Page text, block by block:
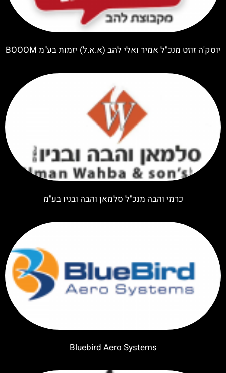
יוסק'ה זוזט מנכ"ל אמיר ואלי להב (א.א.ל) יזמות בע"מ BOOOM
כרמי והבה מנכ"ל סלמאן והבה ובניו בע"מ
Bluebird Aero Systems